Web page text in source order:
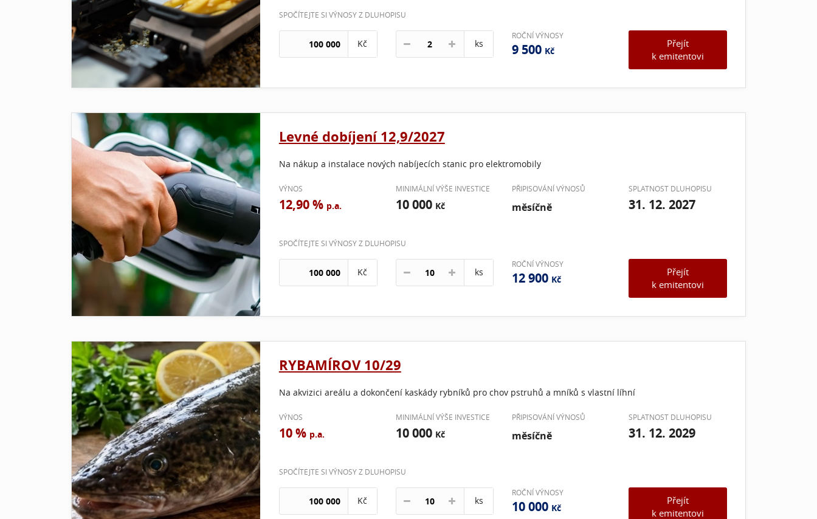
SPOČÍTEJTE SI VÝNOSY Z DLUHOPISU
Kč ks
ROČNÍ VÝNOSY
9 500 Kč
Přejít
k emitentovi
Levné dobíjení 12,9/2027
Na nákup a instalace nových nabíjecích stanic pro elektromobily
VÝNOS
12,90 % p.a.
MINIMÁLNÍ VÝŠE INVESTICE
10 000 Kč
PŘIPISOVÁNÍ VÝNOSŮ
měsíčně
SPLATNOST DLUHOPISU
31. 12. 2027
SPOČÍTEJTE SI VÝNOSY Z DLUHOPISU
Kč ks
ROČNÍ VÝNOSY
12 900 Kč
Přejít
k emitentovi
RYBAMÍROV 10/29
Na akvizici areálu a dokončení kaskády rybníků pro chov pstruhů a mníků s vlastní líhní
VÝNOS
10 % p.a.
MINIMÁLNÍ VÝŠE INVESTICE
10 000 Kč
PŘIPISOVÁNÍ VÝNOSŮ
měsíčně
SPLATNOST DLUHOPISU
31. 12. 2029
SPOČÍTEJTE SI VÝNOSY Z DLUHOPISU
Kč ks
ROČNÍ VÝNOSY
10 000 Kč
Přejít
k emitentovi